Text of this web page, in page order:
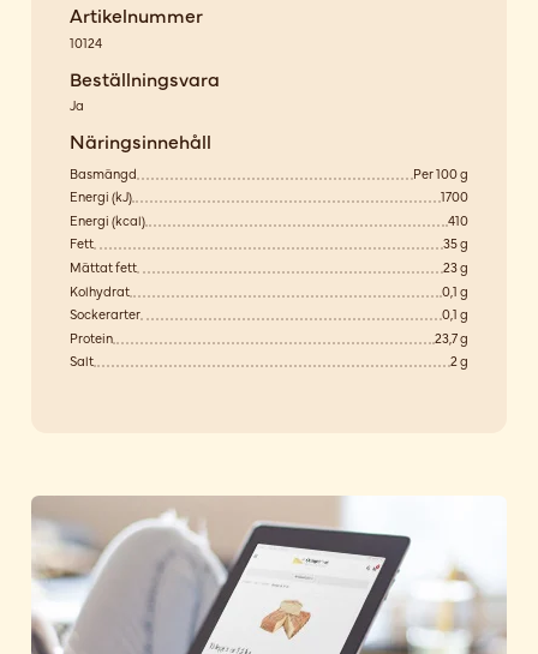
Artikelnummer
10124
Beställningsvara
Ja
Näringsinnehåll
Basmängd
Per 100 g
Energi (kJ)
1700
Energi (kcal)
410
Fett
35 g
Mättat fett
23 g
Kolhydrat
0,1 g
Sockerarter
0,1 g
Protein
23,7 g
Salt
2 g